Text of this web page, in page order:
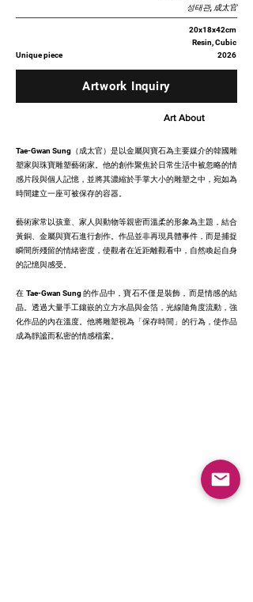
성태관, 成太官
20x18x42cm
Resin, Cubic
2026
Unique piece
Artwork Inquiry
Art About
Tae-Gwan Sung（成太官）是以金屬與寶石為主要媒介的韓國雕
塑家與珠寶雕塑藝術家。他的創作聚焦於日常生活中被忽略的情
感片段與個人記憶，並將其濃縮於手掌大小的雕塑之中，宛如為
時間建立一座可被保存的容器。
藝術家常以孩童、家人與動物等親密而溫柔的形象為主題，結合
黃銅、金屬與寶石進行創作。作品並非再現具體事件，而是捕捉
瞬間所殘留的情緒密度，使觀者在近距離觀看中，自然喚起自身
的記憶與感受。
在 Tae-Gwan Sung 的作品中，寶石不僅是裝飾，而是情感的結
晶。透過大量手工鑲嵌的立方水晶與金箔，光線隨角度流動，強
化作品的內在溫度。他將雕塑視為「保存時間」的行為，使作品
成為靜謐而私密的情感檔案。